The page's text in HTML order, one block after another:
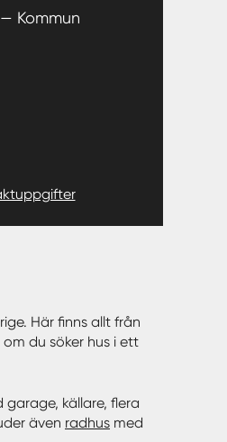
Kommun
Här finns allt från
du söker hus i ett
källare, flera
även radhus med